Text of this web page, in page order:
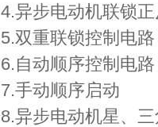
4.异步电动
5.双重联
6.自动
7.手动顺
8.异步电